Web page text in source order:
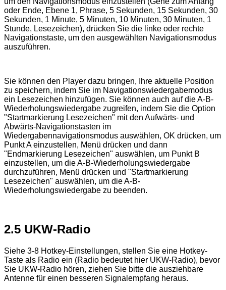
oder Ende, Ebene 1, Phrase, 5 Sekunden, 15 Sekunden, 30
Sekunden, 1 Minute, 5 Minuten, 10 Minuten, 30 Minuten, 1
Stunde, Lesezeichen), drücken Sie die linke oder rechte
Navigationstaste, um den ausgewählten Navigationsmodus
auszuführen.
Sie können den Player dazu bringen, Ihre aktuelle Position
zu speichern, indem Sie im Navigationswiedergabemodus
ein Lesezeichen hinzufügen. Sie können auch auf die A-B-
Wiederholungswiedergabe zugreifen, indem Sie die Option
"Startmarkierung Lesezeichen" mit den Aufwärts- und
Abwärts-Navigationstasten im
Wiedergabennavigationsmodus auswählen, OK drücken, um
Punkt A einzustellen, Menü drücken und dann
"Endmarkierung Lesezeichen" auswählen, um Punkt B
einzustellen, um die A-B-Wiederholungswiedergabe
durchzuführen, Menü drücken und "Startmarkierung
Lesezeichen" auswählen, um die A-B-
Wiederholungswiedergabe zu beenden.
2.5 UKW-Radio
Siehe 3-8 Hotkey-Einstellungen, stellen Sie eine Hotkey-
Taste als Radio ein (Radio bedeutet hier UKW-Radio), bevor
Sie UKW-Radio hören, ziehen Sie bitte die ausziehbare
Antenne für einen besseren Signalempfang heraus.